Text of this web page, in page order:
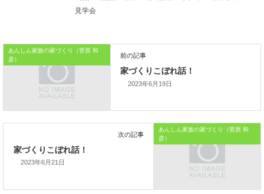
向いていないわけではないのです。
本日はこれまでです。
「家づくりを通じて、
ご家族が幸せになるお手伝いをする」
見学会
あんしん家族の家づくり（菅原 和
彦）
2023年6月19日
あんしん家族の家づくり（菅原 和
彦）
2023年6月21日